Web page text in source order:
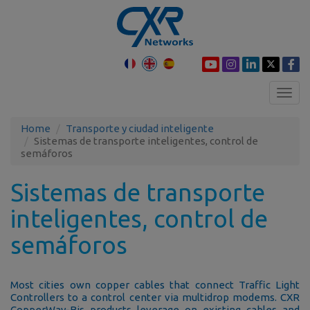
Home
Transporte y ciudad inteligente
Sistemas de transporte inteligentes, control de
semáforos
Sistemas de transporte
inteligentes, control de
semáforos
Most cities own copper cables that connect Traffic Light
Controllers to a control center via multidrop modems. CXR